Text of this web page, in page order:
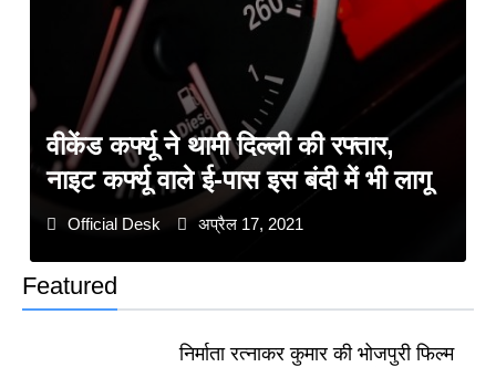
Featured
निर्माता रत्नाकर कुमार की भोजपुरी फिल्म
वीकेंड कर्फ्यू ने थामी दिल्ली की रफ्तार,
नाइट कर्फ्यू वाले ई-पास इस बंदी में भी लागू
Official Desk अप्रैल 17, 2021